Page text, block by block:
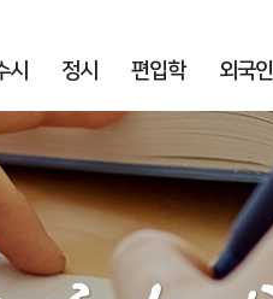
시 정시 편입학 외국인